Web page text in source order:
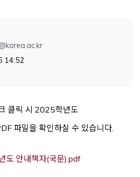
14:52
클릭 시 2025학년도
파일을 확인하실 수 있습니다.
도 안내책자(국문).pdf